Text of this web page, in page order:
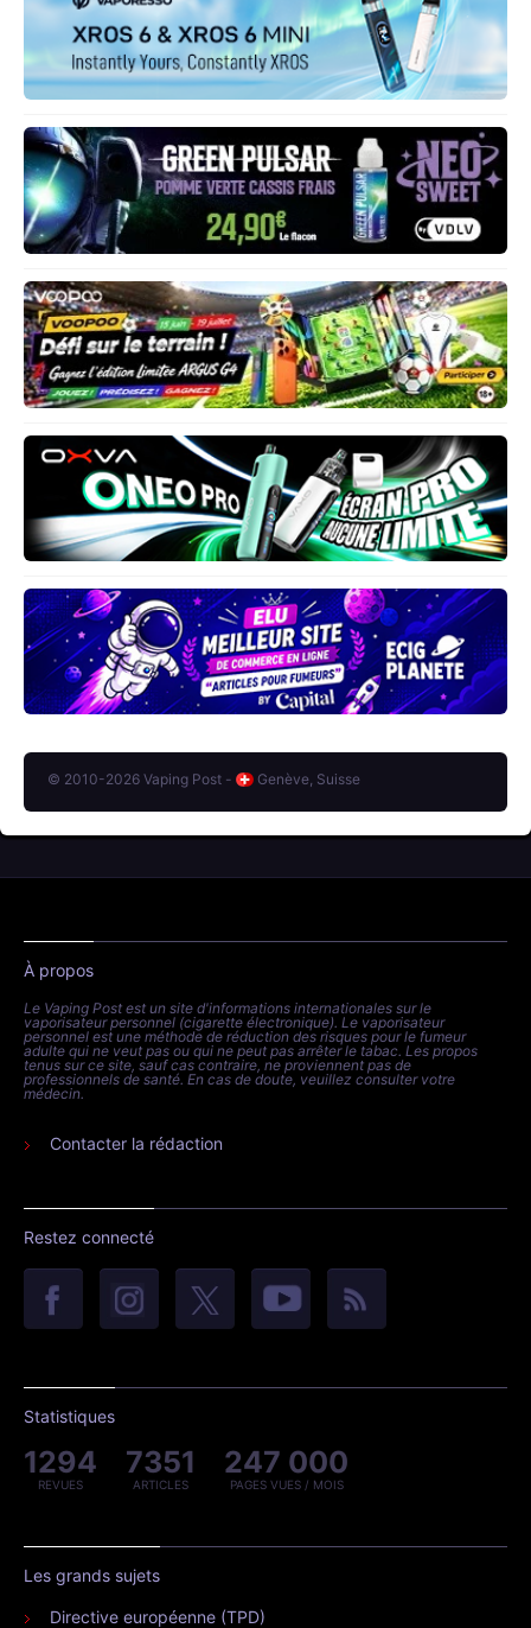
© 2010-2026 Vaping Post - Genève, Suisse
À propos
Le Vaping Post est un site d'informations internationales sur le
vaporisateur personnel (cigarette électronique). Le vaporisateur
personnel est une méthode de réduction des risques pour le fumeur
adulte qui ne veut pas ou qui ne peut pas arrêter le tabac. Les propos
tenus sur ce site, sauf cas contraire, ne proviennent pas de
professionnels de santé. En cas de doute, veuillez consulter votre
médecin.
Contacter la rédaction
Restez connecté
Statistiques
1294
REVUES
7351
ARTICLES
247 000
PAGES VUES / MOIS
Les grands sujets
Directive européenne (TPD)